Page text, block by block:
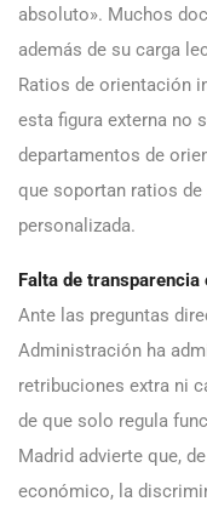
absoluto». Muchos
además de su carga
Ratios de orientación
esta figura externa no
departamentos de
que soportan ratios
personalizada.
Falta de transparencia
Ante las preguntas
Administración ha
retribuciones extra ni
de que solo regula
Madrid advierte que,
económico, la